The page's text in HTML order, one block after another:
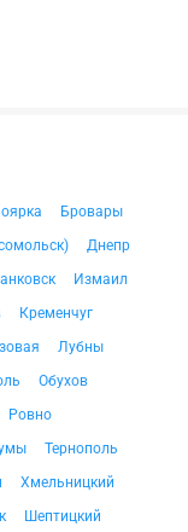
Бровары
Днепр
Измаил
Кременчуг
Лубны
Обухов
Ровно
Тернополь
Хмельницкий
Шептицкий